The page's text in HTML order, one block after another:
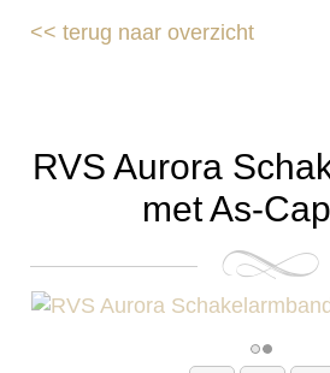
<<terug naar overzicht
RVS Aurora
met As-